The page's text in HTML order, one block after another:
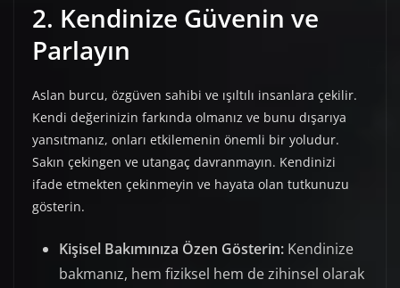
2. Kendinize Güvenin ve
Parlayın
Aslan burcu, özgüven sahibi ve ışıltılı insanlara çekilir.
Kendi değerinizin farkında olmanız ve bunu dışarıya
yansıtmanız, onları etkilemenin önemli bir yoludur.
Sakın çekingen ve utangaç davranmayın. Kendinizi
ifade etmekten çekinmeyin ve hayata olan tutkunuzu
gösterin.
Kişisel Bakımınıza Özen Gösterin: Kendinize
bakmanız, hem fiziksel hem de zihinsel olarak